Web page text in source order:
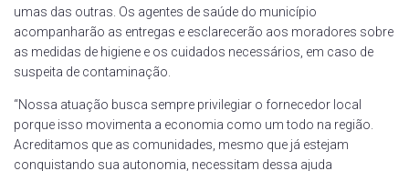
umas das outras. Os agentes de saúde do município
acompanharão as entregas e esclarecerão aos moradores sobre
as medidas de higiene e os cuidados necessários, em caso de
suspeita de contaminação.
“Nossa atuação busca sempre privilegiar o fornecedor local
porque isso movimenta a economia como um todo na região.
Acreditamos que as comunidades, mesmo que já estejam
conquistando sua autonomia, necessitam dessa ajuda